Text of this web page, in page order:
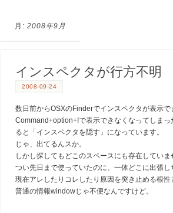
月: 2008年9月
インスペクタが行方不明
2008-09-24
数日前からOSXのFinderでインスペクタが表示で
Command+option+Iで表示できなくなってしま
ると「インスペクタを隠す」になっています。
じゃ、出てるんスか。
しかし探してもどこのスペースにも存在していま
つい先日まで使っていたのに、一体どこに出張し
現在アレしたりコレしたり原因を突き止める根性
普通の情報windowじゃ不便なんですけど。